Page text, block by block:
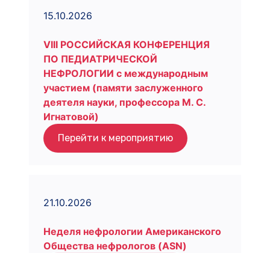
15.10.2026
VIII РОССИЙСКАЯ КОНФЕРЕНЦИЯ
ПО ПЕДИАТРИЧЕСКОЙ
НЕФРОЛОГИИ с международным
участием (памяти заслуженного
деятеля науки, профессора М. С.
Игнатовой)
Перейти к мероприятию
21.10.2026
Неделя нефрологии Американского
Общества нефрологов (ASN)